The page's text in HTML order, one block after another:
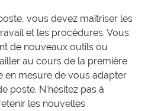
vous devez maîtriser les
et les procédures. Vous
de nouveaux outils ou
au cours de la première
en mesure de vous adapter
poste. N’hésitez pas à
les nouvelles